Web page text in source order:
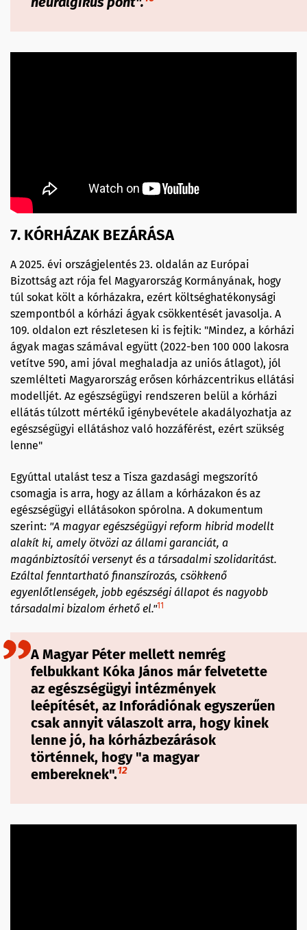
7. KÓRHÁZAK BEZÁRÁSA
A 2025. évi országjelentés 23. oldalán az Európai
Bizottság azt rója fel Magyarország Kormányának, hogy
túl sokat költ a kórházakra, ezért költséghatékonysági
szempontból a kórházi ágyak csökkentését javasolja. A
109. oldalon ezt részletesen ki is fejtik: "Mindez, a kórházi
ágyak magas számával együtt (2022-ben 100 000 lakosra
vetítve 590, ami jóval meghaladja az uniós átlagot), jól
szemlélteti Magyarország erősen kórházcentrikus ellátási
modelljét. Az egészségügyi rendszeren belül a kórházi
ellátás túlzott mértékű igénybevétele akadályozhatja az
egészségügyi ellátáshoz való hozzáférést, ezért szükség
lenne"
Egyúttal utalást tesz a Tisza gazdasági megszorító
csomagja is arra, hogy az állam a kórházakon és az
egészségügyi ellátásokon spórolna. A dokumentum
szerint: "A magyar egészségügyi reform hibrid modellt
alakít ki, amely ötvözi az állami garanciát, a
magánbiztosítói versenyt és a társadalmi szolidaritást.
Ezáltal fenntartható finanszírozás, csökkenő
egyenlőtlenségek, jobb egészségi állapot és nagyobb
társadalmi bizalom érhető el."11
A Magyar Péter mellett nemrég
felbukkant Kóka János már felvetette
az egészségügyi intézmények
leépítését, az Inforádiónak egyszerűen
csak annyit válaszolt arra, hogy kinek
lenne jó, ha kórházbezárások
történnek, hogy "a magyar
embereknek".12